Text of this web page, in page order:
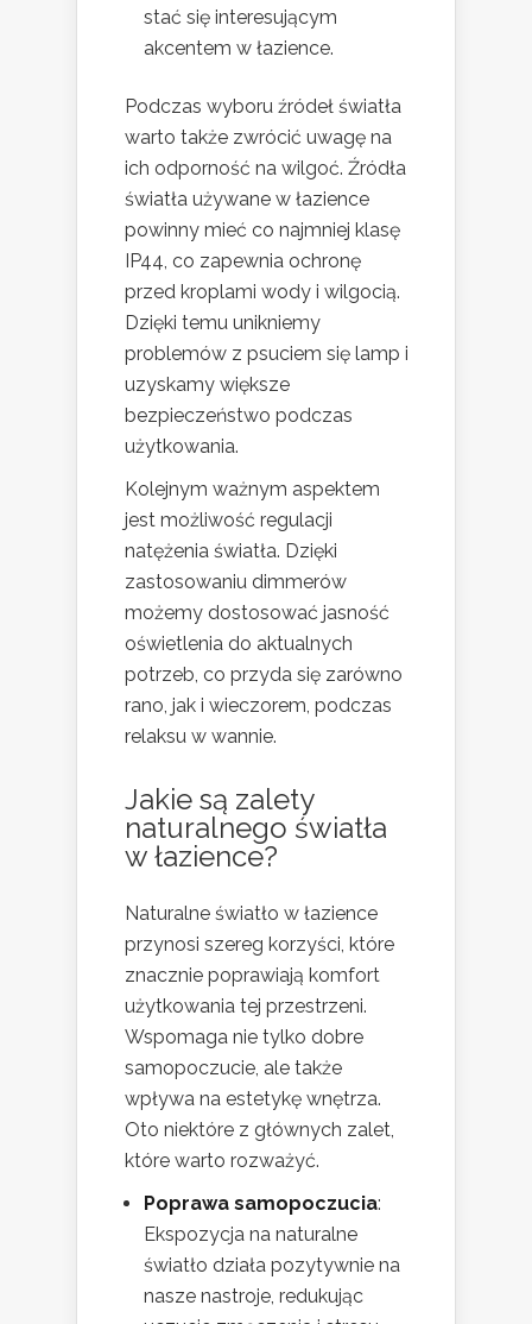
stać się interesującym
akcentem w łazience.
Podczas wyboru źródeł światła
warto także zwrócić uwagę na
ich odporność na wilgoć. Źródła
światła używane w łazience
powinny mieć co najmniej klasę
IP44, co zapewnia ochronę
przed kroplami wody i wilgocią.
Dzięki temu unikniemy
problemów z psuciem się lamp i
uzyskamy większe
bezpieczeństwo podczas
użytkowania.
Kolejnym ważnym aspektem
jest możliwość regulacji
natężenia światła. Dzięki
zastosowaniu dimmerów
możemy dostosować jasność
oświetlenia do aktualnych
potrzeb, co przyda się zarówno
rano, jak i wieczorem, podczas
relaksu w wannie.
Jakie są zalety
naturalnego światła
w łazience?
Naturalne światło w łazience
przynosi szereg korzyści, które
znacznie poprawiają komfort
użytkowania tej przestrzeni.
Wspomaga nie tylko dobre
samopoczucie, ale także
wpływa na estetykę wnętrza.
Oto niektóre z głównych zalet,
które warto rozważyć.
Poprawa samopoczucia:
Ekspozycja na naturalne
światło działa pozytywnie na
nasze nastroje, redukując